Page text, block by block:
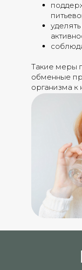
Такие меры
обменные
организма к